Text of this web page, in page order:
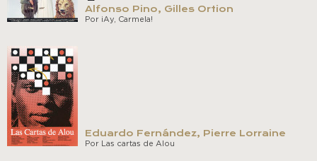
Alfonso Pino, Gilles Ortion
Por ¡Ay, Carmela!
Eduardo Fernández, Pierre Lorraine
Por Las cartas de Alou